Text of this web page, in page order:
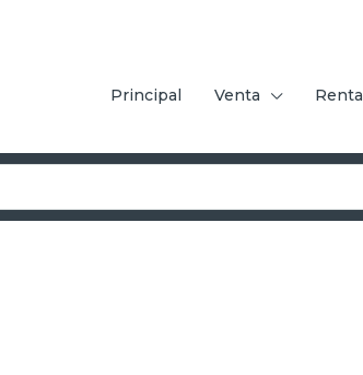
Principal Venta Renta